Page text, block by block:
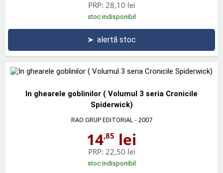
PRP: 28,10 lei
stoc indisponibil
➤ alertă stoc
In ghearele goblinilor ( Volumul 3 seria Cronicile
Spiderwick)
RAO GRUP EDITORIAL - 2007
14,85 lei
PRP: 22,50 lei
stoc indisponibil